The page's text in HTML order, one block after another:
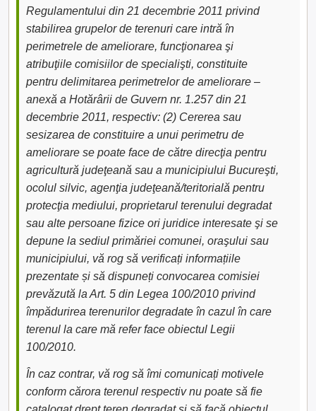
Regulamentului din 21 decembrie 2011 privind
stabilirea grupelor de terenuri care intră în
perimetrele de ameliorare, funcţionarea şi
atribuţiile comisiilor de specialişti, constituite
pentru delimitarea perimetrelor de ameliorare –
anexă a Hotărârii de Guvern nr. 1.257 din 21
decembrie 2011, respectiv: (2) Cererea sau
sesizarea de constituire a unui perimetru de
ameliorare se poate face de către direcţia pentru
agricultură judeţeană sau a municipiului Bucureşti,
ocolul silvic, agenţia judeţeană/teritorială pentru
protecţia mediului, proprietarul terenului degradat
sau alte persoane fizice ori juridice interesate şi se
depune la sediul primăriei comunei, oraşului sau
municipiului, vă rog să verificați informațiile
prezentate și să dispuneți convocarea comisiei
prevăzută la Art. 5 din Legea 100/2010 privind
împădurirea terenurilor degradate în cazul în care
terenul la care mă refer face obiectul Legii
100/2010.
În caz contrar, vă rog să îmi comunicați motivele
conform cărora terenul respectiv nu poate să fie